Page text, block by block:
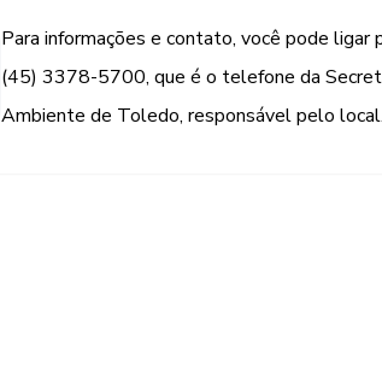
Para informações e contato, você pode ligar
(45) 3378-5700, que é o telefone da
Ambiente de Toledo, responsável pelo local.